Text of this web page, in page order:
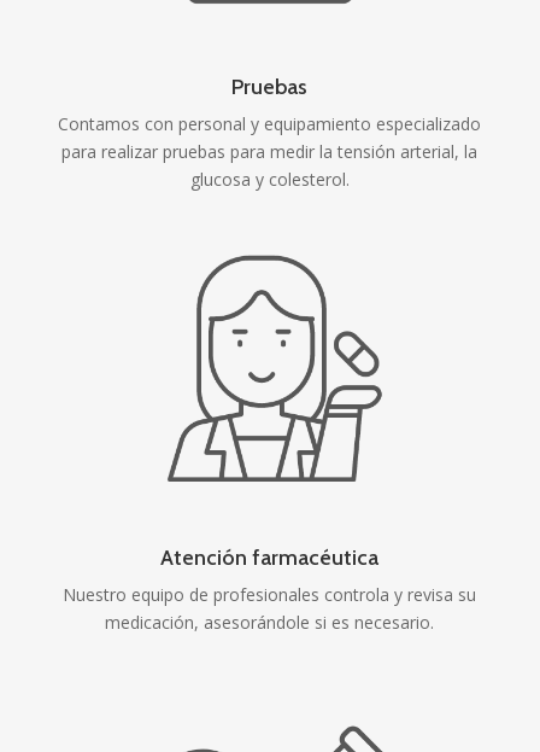
Pruebas
Contamos con personal y equipamiento especializado
para realizar pruebas para medir la tensión arterial, la
glucosa y colesterol.
Atención farmacéutica
Nuestro equipo de profesionales controla y revisa su
medicación, asesorándole si es necesario.